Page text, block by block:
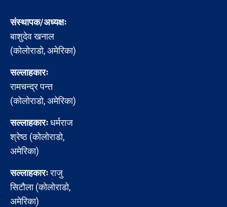
संस्थापक/अध्यक्षः
बाशुदेव खनाल
(कोलोराडो, अमेरिका)
सल्लाहकारः
रामचन्द्र पन्त
(कोलोराडो, अमेरिका)
सल्लाहकारःधर्मराज
श्रेष्ठ (कोलोराडो,
अमेरिका)
सल्लाहकारःराजु
सिटौला (कोलोराडो,
अमेरिका)